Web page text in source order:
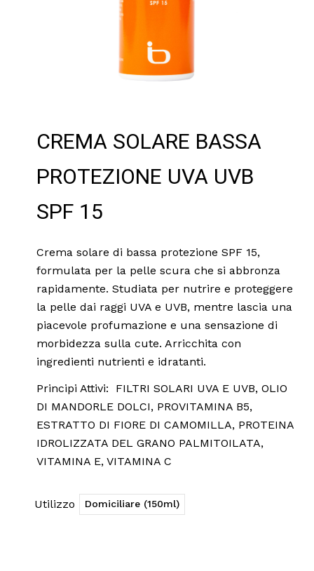
CREMA SOLARE BASSA
PROTEZIONE UVA UVB
SPF 15
Crema solare di bassa protezione SPF 15,
formulata per la pelle scura che si abbronza
rapidamente. Studiata per nutrire e proteggere
la pelle dai raggi UVA e UVB, mentre lascia una
piacevole profumazione e una sensazione di
morbidezza sulla cute. Arricchita con
ingredienti nutrienti e idratanti.
Principi Attivi: FILTRI SOLARI UVA E UVB, OLIO
DI MANDORLE DOLCI, PROVITAMINA B5,
ESTRATTO DI FIORE DI CAMOMILLA, PROTEINA
IDROLIZZATA DEL GRANO PALMITOILATA,
VITAMINA E, VITAMINA C
Utilizzo Domiciliare (150ml)